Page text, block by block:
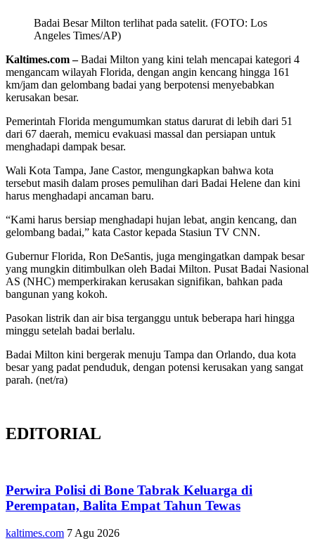
Badai Besar Milton terlihat pada satelit. (FOTO: Los
Angeles Times/AP)
Kaltimes.com –Badai Milton yang kini telah mencapai kategori 4
mengancam wilayah Florida, dengan angin kencang hingga 161
km/jam dan gelombang badai yang berpotensi menyebabkan
kerusakan besar.
Pemerintah Florida mengumumkan status darurat di lebih dari 51
dari 67 daerah, memicu evakuasi massal dan persiapan untuk
menghadapi dampak besar.
Wali Kota Tampa, Jane Castor, mengungkapkan bahwa kota
tersebut masih dalam proses pemulihan dari Badai Helene dan kini
harus menghadapi ancaman baru.
“Kami harus bersiap menghadapi hujan lebat, angin kencang, dan
gelombang badai,” kata Castor kepada Stasiun TV CNN.
Gubernur Florida, Ron DeSantis, juga mengingatkan dampak besar
yang mungkin ditimbulkan oleh Badai Milton. Pusat Badai Nasional
AS (NHC) memperkirakan kerusakan signifikan, bahkan pada
bangunan yang kokoh.
Pasokan listrik dan air bisa terganggu untuk beberapa hari hingga
minggu setelah badai berlalu.
Badai Milton kini bergerak menuju Tampa dan Orlando, dua kota
besar yang padat penduduk, dengan potensi kerusakan yang sangat
parah​. (net/ra)
EDITORIAL
Perwira Polisi di Bone Tabrak Keluarga di
Perempatan, Balita Empat Tahun Tewas
kaltimes.com 7 Agu 2026